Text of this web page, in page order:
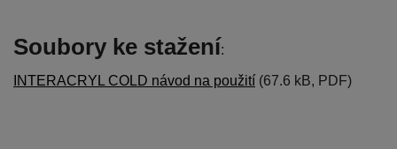
Soubory ke stažení:
INTERACRYL COLD návod na použití (67.6 kB, PDF)